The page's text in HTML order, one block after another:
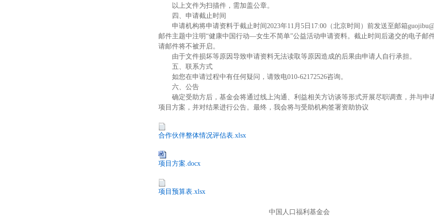
以上文件为扫描件，需加盖公章。
四、申请截止时间
申请机构将申请资料于截止时间2023年11月5日17:00（北京时间）前发送至邮箱
邮件主题中注明“健康中国行动—女生不简单”公益活动申请资料。截止时间后递交的电子邮
请邮件将不被开启。
由于文件损坏等原因导致申请资料无法读取等原因造成的后果由申请人自行承担。
五、联系方式
如您在申请过程中有任何疑问，请致电010-62172526咨询。
六、公告
确定受助方后，基金会将通过线上沟通、利益相关方访谈等形式开展尽职调查，并与申
项目方案， 并对结果进行公告。最终，我会将与受助机构签署资助协议
合作伙伴整体情况评估表.xlsx
项目方案.docx
项目预算表.xlsx
中国人口福利基金会